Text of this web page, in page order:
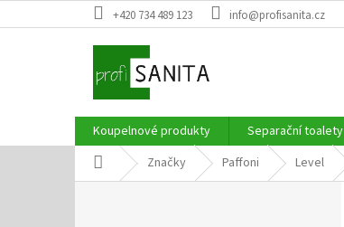
na
+420 734 489 123 info@profisanita.cz
Koupelnové produkty Separační toalety
Domů Značky Paffoni Level